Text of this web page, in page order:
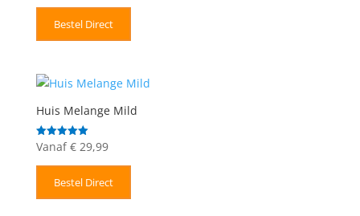
Bestel Direct
Huis Melange Mild
Gewaardeerd
5.00
uit 5
Vanaf €29,99
Bestel Direct